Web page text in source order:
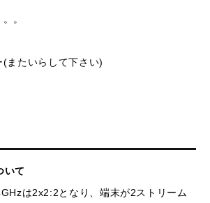
。
(またいらして下さい)
いて
は2x2:2となり、端末が2ストリーム